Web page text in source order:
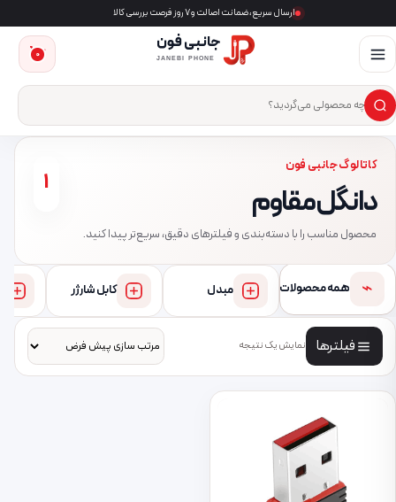
ارسال سریع، ضمانت اصالت و ۷ روز فرصت بررسی کالا
جانبی فون
JANEBI PHONE
جست‌وجوی محصول
×
0
کاتالوگ جانبی فون
دانگل مقاوم
محصول مناسب را با دسته‌بندی و فیلترهای دقیق، سریع‌تر پیدا کنید.
1
⌁ همه محصولات مبدل کابل شارژر
فیلترها نمایش یک نتیجه